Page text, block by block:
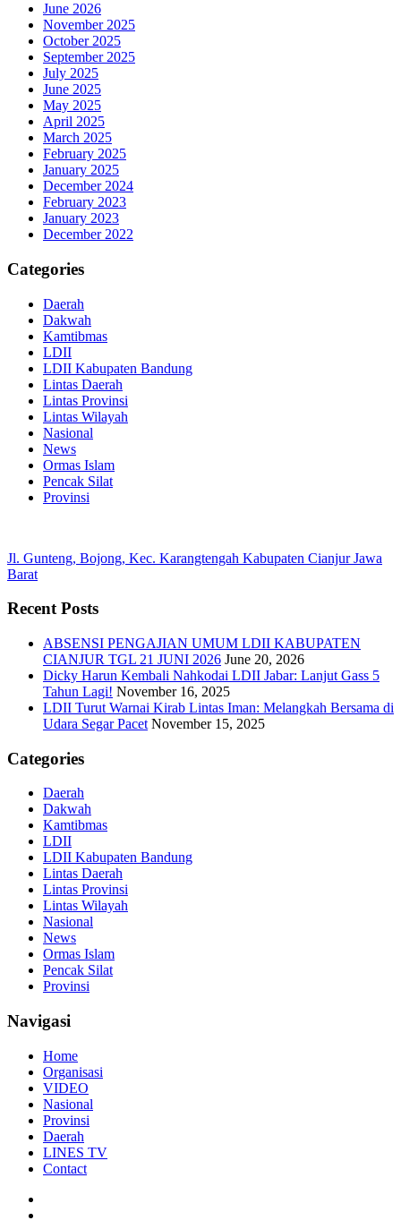
June 2026
November 2025
October 2025
September 2025
July 2025
June 2025
May 2025
April 2025
March 2025
February 2025
January 2025
December 2024
February 2023
January 2023
December 2022
Categories
Daerah
Dakwah
Kamtibmas
LDII
LDII Kabupaten Bandung
Lintas Daerah
Lintas Provinsi
Lintas Wilayah
Nasional
News
Ormas Islam
Pencak Silat
Provinsi
Jl. Gunteng, Bojong, Kec. Karangtengah Kabupaten Cianjur Jawa
Barat
Recent Posts
ABSENSI PENGAJIAN UMUM LDII KABUPATEN
CIANJUR TGL 21 JUNI 2026 June 20, 2026
Dicky Harun Kembali Nahkodai LDII Jabar: Lanjut Gass 5
Tahun Lagi! November 16, 2025
LDII Turut Warnai Kirab Lintas Iman: Melangkah Bersama di
Udara Segar Pacet November 15, 2025
Categories
Daerah
Dakwah
Kamtibmas
LDII
LDII Kabupaten Bandung
Lintas Daerah
Lintas Provinsi
Lintas Wilayah
Nasional
News
Ormas Islam
Pencak Silat
Provinsi
Navigasi
Home
Organisasi
VIDEO
Nasional
Provinsi
Daerah
LINES TV
Contact